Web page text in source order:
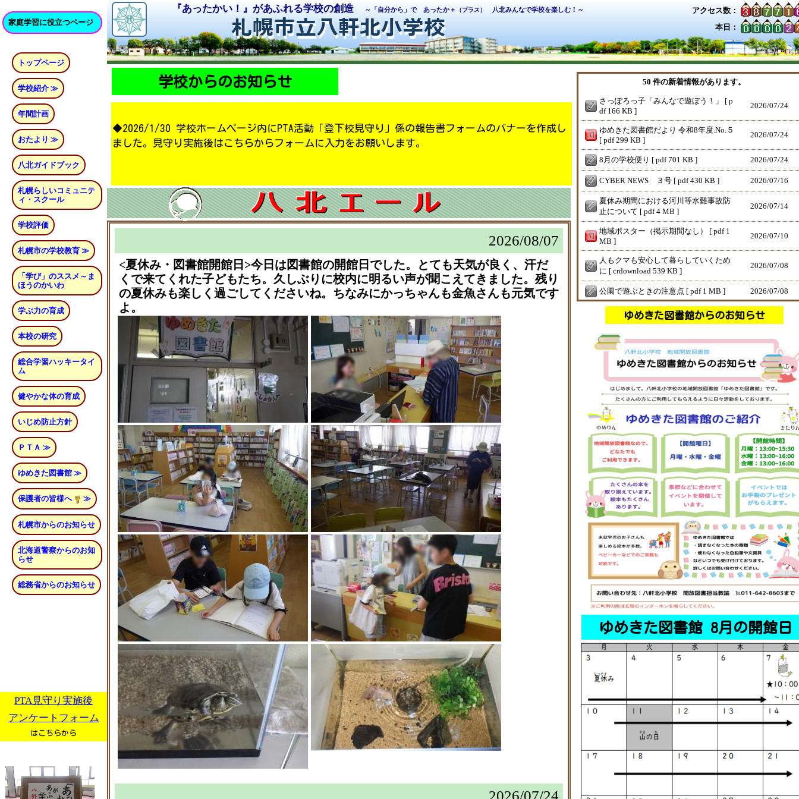
『あったかい！』があふれる学校の創造 ～ 「自分から」で あったか＋ （プラス） 八北みんなで学校を楽しむ！～
アクセス数：
本日：
家庭学習に役立つページ
トップページ
学校紹介 ≫
年間計画
おたより ≫
八北ガイドブック
札幌らしいコミュニテ
ィ・スクール
学校評価
札幌市の学校教育 ≫
「学び」のススメ～ま
ほうのかいわ
学ぶ力の育成
本校の研究
総合学習ハッキータイ
ム
健やかな体の育成
いじめ防止方針
ＰＴＡ ≫
ゆめきた図書館 ≫
保護者の皆様へ ≫
札幌市からのお知らせ
北海道警察からのお知
らせ
総務省からのお知らせ
PTA見守り実施後
アンケートフォーム
はこちらから
学校からのお知らせ 50 件の新着情報があります。
さっぽろっ子「みんなで遊ぼう！」 [ p
df 166 KB ]
2026/07/24
ゆめきた図書館だより 令和8年度.No.５
[ pdf 299 KB ]
2026/07/24
8月の学校便り [ pdf 701 KB ] 2026/07/24
CYBER NEWS ３号 [ pdf 430 KB ] 2026/07/16
夏休み期間における河川等水難事故防
止について [ pdf 4 MB ]
2026/07/14
地域ポスター（掲示期間なし） [ pdf 1
MB ]
2026/07/10
人もクマも安心して暮らしていくため
に [ crdownload 539 KB ]
2026/07/08
公園で遊ぶときの注意点 [ pdf 1 MB ] 2026/07/08
ゆめきた図書館だより 令和8年度.No.４
（修正版） [ pdf 306 KB ]
2026/
ＣＹＢＥＲＮＥＷＳ 号外保護者用 [ p
df 309 KB ]
07/01
2026/07/01
R8七夕イベントおたより [ pdf 882 KB ] 2026/06/17
サイバーセキュリティ３ [ pdf 915 KB ] 2026/ 06/15
サイバーセキュリティ２ [ pdf 548 KB ] 2026/06/15
6月の学校便り [ pdf 534 KB ] 2026/05/29
ＣＹＢＥＲＮＥＷＳ 号外 [ pdf 540 KB
2026/05/26
「健やかな体」育成プログラムR8 [ pdf
305 KB ]
運動会特別号 [ pdf 495 KB ] 2026/ 05/13
令和８年度 「学ぶ力」育成プログラ
ム [ pdf 667 KB ]
2026/ 05/01
ゆめきた図書館だより 令和8年度.No.２
[ pdf 314 KB ]
2026/ 05/01
5月の学校便り [ pdf 583 KB ] 2026/04/30
ＣＹＢＥＲＮＥＷＳ １号 [ pdf 663 KB
]
2026/04/27
令和８年度 年間行事予定 [ pdf 189 KB
]
04/15
[ pdf 342 KB ]
2026/ 04/13
R8イースターイベントおたより [ pdf 2
2026/04/13
20260408 学校便り① 04月号（HP用） [
pdf 620 KB ]
2026/04/08
◆2026/1/30 学校ホームページ内にPTA活動「登下校見守り」係の報告書フォームのバナーを作成し
ました。見守り実施後はこちらからフォームに入力をお願いします。
2026/08/07
<夏休み・図書館開館日>今日は図書館の開館日でした。とても天気が良く、汗だ
くで来てくれた子どもたち。久しぶりに校内に明るい声が聞こえてきました。残り
の夏休みも楽しく過ごしてくださいね。ちなみにかっちゃんも金魚さんも元気です
よ。
2026/07/24
ゆめきた図書館からのお知らせ
ゆめきた図書館 8月の開館日